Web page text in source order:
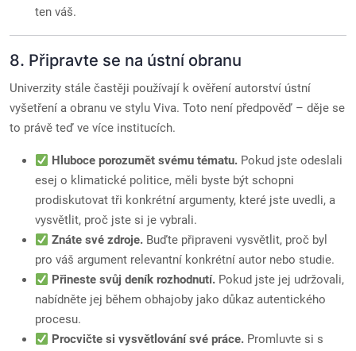
ten váš.
8. Připravte se na ústní obranu
Univerzity stále častěji používají k ověření autorství ústní
vyšetření a obranu ve stylu Viva. Toto není předpověď – děje se
to právě teď ve více institucích.
Hluboce porozumět svému tématu. Pokud jste odeslali
esej o klimatické politice, měli byste být schopni
prodiskutovat tři konkrétní argumenty, které jste uvedli, a
vysvětlit, proč jste si je vybrali.
Znáte své zdroje. Buďte připraveni vysvětlit, proč byl
pro váš argument relevantní konkrétní autor nebo studie.
Přineste svůj deník rozhodnutí. Pokud jste jej udržovali,
nabídněte jej během obhajoby jako důkaz autentického
procesu.
Procvičte si vysvětlování své práce. Promluvte si s